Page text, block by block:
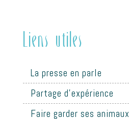
Liens utiles
La presse en parle
Partage d'expérience
Faire garder ses animaux